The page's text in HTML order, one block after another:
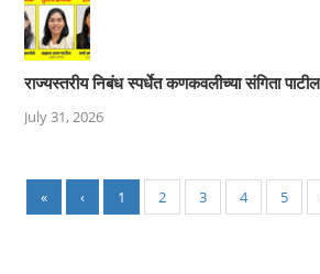
राज्यस्तरीय निबंध स्पर्धेत कणकवलीच्या संगिता
July 31, 2026
« ‹ 1 2 3 4 5